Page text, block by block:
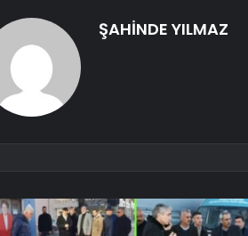
ŞAHİNDE YILMAZ